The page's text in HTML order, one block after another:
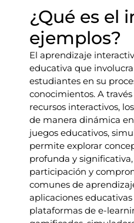
¿Qué es el
ejemplos?
El aprendizaje
educativa que
estudiantes en su
conocimientos. A
recursos interactivos,
de manera dinámica
juegos educativos,
permite explorar
profunda y
participación y
comunes de
aplicaciones
plataformas de e-